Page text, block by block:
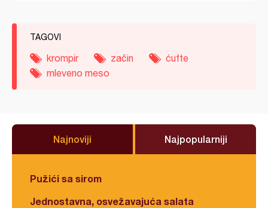
TAGOVI
krompir začin
ćufte
mleveno meso
Najnoviji Najpopularniji
Pužići sa sirom
Jednostavna, osvežavajuća salata